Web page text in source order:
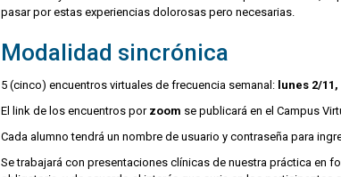
pasar por estas experiencias dolorosas pero necesarias.
Modalidad sincrónica
5 (cinco) encuentros virtuales de frecuencia semanal: lunes 2/
El link de los encuentros por zoom se publicará en el Campus
Cada alumno tendrá un nombre de usuario y contraseña para
Se trabajará con presentaciones clínicas de nuestra práctica en